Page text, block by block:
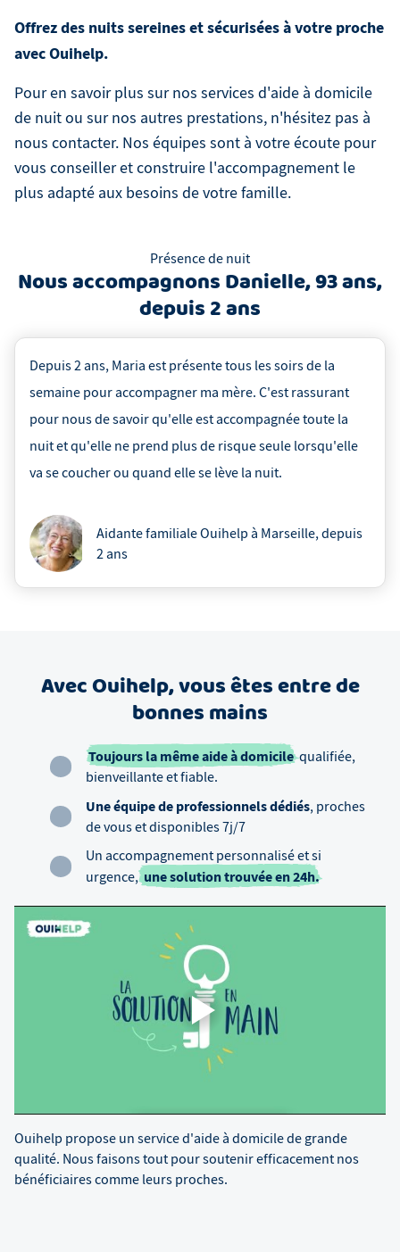
Offrez des nuits sereines et sécurisées à votre proche
avec Ouihelp.
Pour en savoir plus sur nos services d'aide à domicile
de nuit ou sur nos autres prestations, n'hésitez pas à
nous contacter. Nos équipes sont à votre écoute pour
vous conseiller et construire l'accompagnement le
plus adapté aux besoins de votre famille.
Présence de nuit
Nous accompagnonsDanielle,93 ans,
depuis2 ans
Depuis 2 ans, Maria est présente tous les soirs de la
semaine pour accompagner ma mère. C'est rassurant
pour nous de savoir qu'elle est accompagnée toute la
nuit et qu'elle ne prend plus de risque seule lorsqu'elle
va se coucher ou quand elle se lève la nuit.
Aidante familiale Ouihelp à Marseille, depuis
2 ans
Avec Ouihelp, vous êtes entre de
bonnes mains
Toujours la même aide à domicilequalifiée,
bienveillante et fiable.
Une équipe de professionnels dédiés, proches
de vous et disponibles 7j/7
Un accompagnement personnalisé et si
urgence,une solution trouvée en 24h.
Ouihelp propose un service d'aide à domicile de grande
qualité. Nous faisons tout pour soutenir efficacement nos
bénéficiaires comme leurs proches.